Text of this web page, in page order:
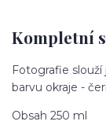
Kompletní
Fotografie
barvu okraje -
Obsah 250 ml